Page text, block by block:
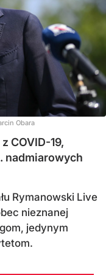
Obara
COVID-19,
nadmiarowych
Rymanowski Live
nieznanej
jedynym